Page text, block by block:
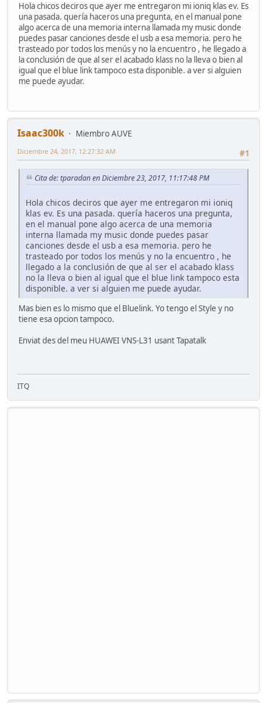
Hola chicos deciros que ayer me entregaron mi ioniq klas ev. Es
una pasada. quería haceros una pregunta, en el manual pone
algo acerca de una memoria interna llamada my music donde
puedes pasar canciones desde el usb a esa memoria. pero he
trasteado por todos los menús y no la encuentro , he llegado a
la conclusión de que al ser el acabado klass no la lleva o bien al
igual que el blue link tampoco esta disponible. a ver si alguien
me puede ayudar.
Isaac300k
Miembro AUVE
#1
Diciembre 24, 2017, 12:27:32 AM
Cita de: tparadan en Diciembre 23, 2017, 11:17:48 PM
Hola chicos deciros que ayer me entregaron mi ioniq
klas ev. Es una pasada. quería haceros una pregunta,
en el manual pone algo acerca de una memoria
interna llamada my music donde puedes pasar
canciones desde el usb a esa memoria. pero he
trasteado por todos los menús y no la encuentro , he
llegado a la conclusión de que al ser el acabado klass
no la lleva o bien al igual que el blue link tampoco esta
disponible. a ver si alguien me puede ayudar.
Mas bien es lo mismo que el Bluelink. Yo tengo el Style y no
tiene esa opcion tampoco.
Enviat des del meu HUAWEI VNS-L31 usant Tapatalk
ITQ